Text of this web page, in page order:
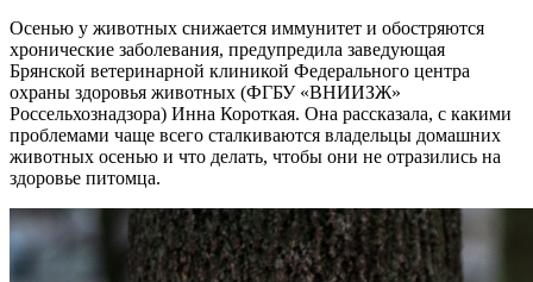
Осенью у животных снижается иммунитет и обостряются
хронические заболевания, предупредила заведующая
Брянской ветеринарной клиникой Федерального центра
охраны здоровья животных (ФГБУ «ВНИИЗЖ»
Россельхознадзора) Инна Короткая. Она рассказала, с какими
проблемами чаще всего сталкиваются владельцы домашних
животных осенью и что делать, чтобы они не отразились на
здоровье питомца.